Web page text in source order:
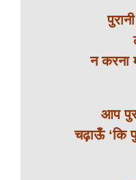
न करना
आप
चढ़ाऊँ ‘कि